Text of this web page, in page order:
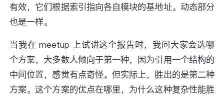
有效，它们根据索引指向各自模块的基地址。动态部分
也是一样。
当我在 meetup 上试讲这个报告时，我问大家会选哪
个方案，大多数人倾向于第一种，因为引用一个结构的
中间位置，感觉有点奇怪。但实际上，胜出的是第二种
方案。这个方案的优点在哪里，为什么这种复杂性能胜